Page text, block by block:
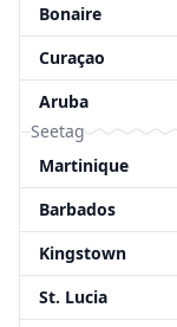
Bonaire
Curaçao
Aruba
Seetag
Martinique
Barbados
Kingstown
St. Lucia